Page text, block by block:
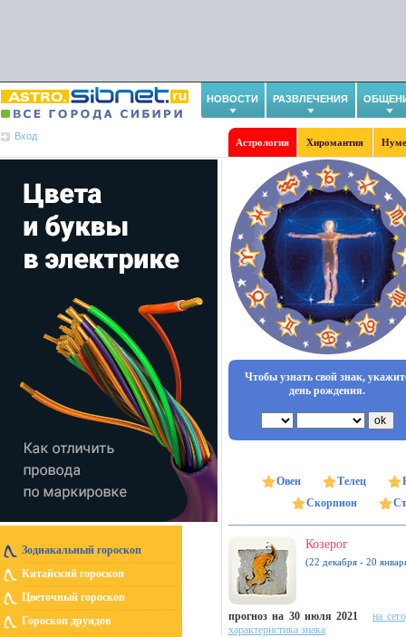
НОВОСТИ РАЗВЛЕЧЕНИЯ
Вход
Астрология Хиромантия
Зодиакальный гороскоп
Китайский гороскоп
Цветочный гороскоп
Гороскоп друидов
Чтобы узнать свой знак,
день рождения.
Овен Телец
Скорпион
Козерог
(22 декабря - 20
прогноз на 30 июля 2021
на
характеристика знака